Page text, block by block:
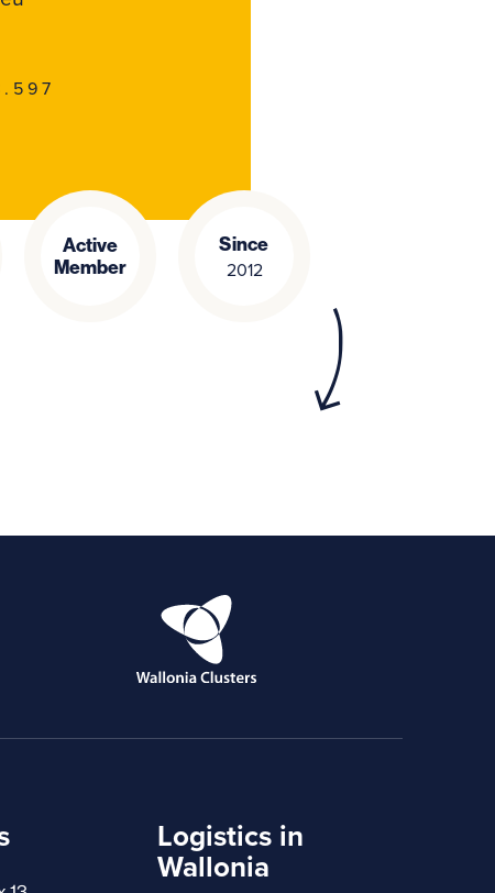
Active
Member
Since
2012
Logistics in
Wallonia